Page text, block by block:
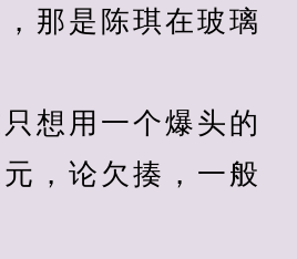
那是陈琪在玻璃
用一个爆头的
，论欠揍，一般